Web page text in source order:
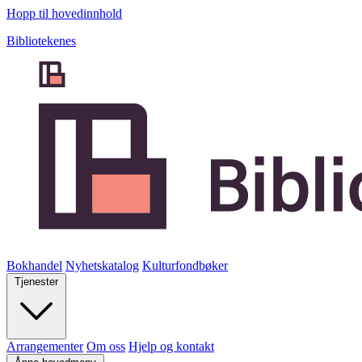
Hopp til hovedinnhold
Bibliotekenes
Bokhandel Nyhetskatalog Kulturfondbøker
Tjenester
Arrangementer Om oss Hjelp og kontakt